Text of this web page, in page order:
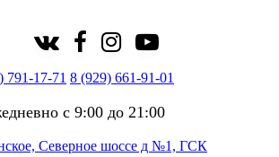
791-17-71 8 (929) 661-91-01
с 9:00 до 21:00
Северное шоссе д №1, ГСК